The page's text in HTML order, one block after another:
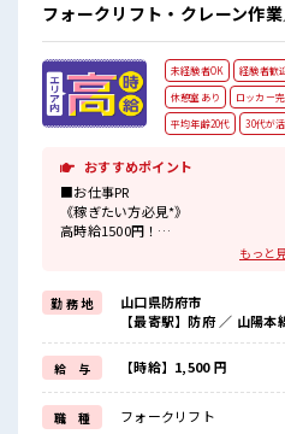
フォークリフト・クレーン作
未経験者OK 経験者歓
休憩室あり
ロッカー
平均年齢20代
30代が
おすすめポイント
■お仕事PR
《稼ぎたい方必見*》
高時給1500円！
残業は月20時間以上あります♪
《初めての方も安心してスタート*》
未経験の方やブランクのある方もOK
担当がしっかりサポートします！
イチからスキルUP・ステップUP
《うれしい土日やすみ*》
休みが固定だから前もって予定がた
友達や家族とプレイベートを満喫♪
長期休暇があるのもうれしいポイント
もっと
勤 務 地
山口県防府市
【最寄駅】防府 ／ 山陽本
給 与 【時給】1,500 円
職 種 フォークリフト